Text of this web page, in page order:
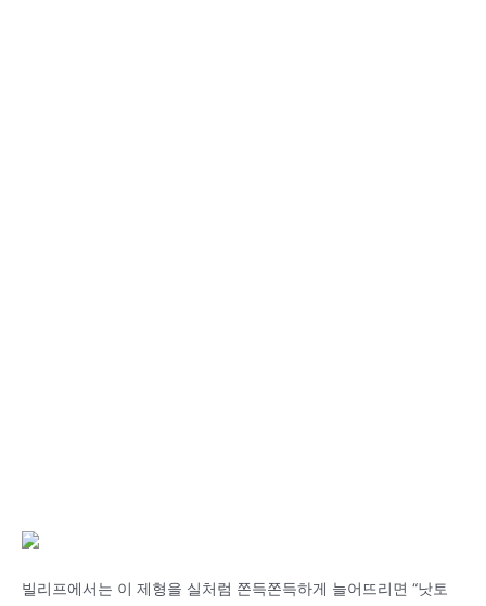
빌리프에서는 이 제형을 실처럼 쫀득쫀득하게 늘어뜨리면 “낫토